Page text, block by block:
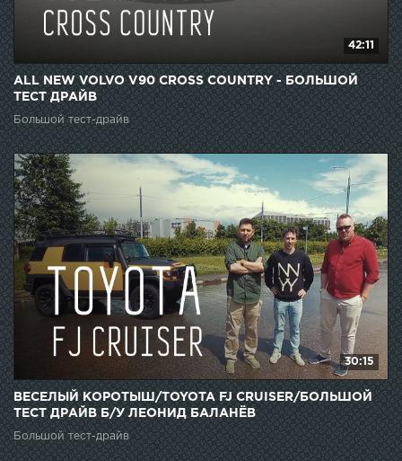
42:11
ALL NEW VOLVO V90 CROSS COUNTRY - БОЛЬШОЙ
ТЕСТ ДРАЙВ
Большой тест-драйв
30:15
ВЕСЕЛЫЙ КОРОТЫШ/TOYOTA FJ CRUISER/БОЛЬШОЙ
ТЕСТ ДРАЙВ Б/У ЛЕОНИД БАЛАНЁВ
Большой тест-драйв